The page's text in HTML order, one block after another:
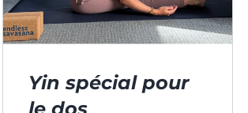
Yin spécial pour